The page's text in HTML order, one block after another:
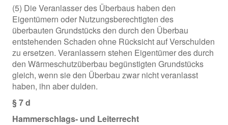
(5) Die Veranlasser des Überbaus haben den
Eigentümern oder Nutzungsberechtigten des
überbauten Grundstücks den durch den Überbau
entstehenden Schaden ohne Rücksicht auf Verschulden
zu ersetzen. Veranlassern stehen Eigentümer des durch
den Wärmeschutzüberbau begünstigten Grundstücks
gleich, wenn sie den Überbau zwar nicht veranlasst
haben, ihn aber dulden.
§ 7 d
Hammerschlags- und Leiterrecht